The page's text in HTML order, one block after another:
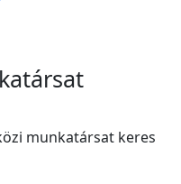
munkatársat keres